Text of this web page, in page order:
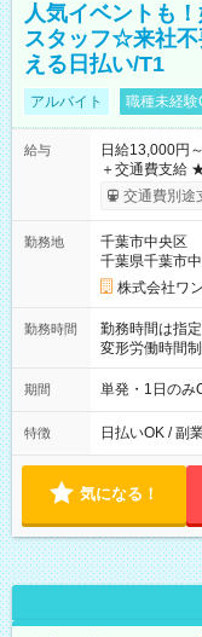
人気イベントも
スタッフ☆来社不
える日払い/T1
アルバイト 職種未経験
給与
日給13,000円～
＋交通費支給 ★交通費全額支給！ ┗案件により規定あり ★日払
いOK！（規
ンビニATMから 日
交通費別途
勤務地
千葉市中央区
千葉県千葉市
株式会社ワ
勤務時間
勤務時間は指
変形労働時間制 想定労
00～20：00
期間 単発・1日のみ
特徴 日払いOK / 副
気になる！